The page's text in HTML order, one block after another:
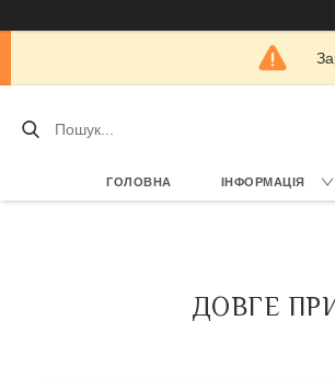
ГОЛОВНА ІНФОРМАЦІЯ
ДОВГЕ